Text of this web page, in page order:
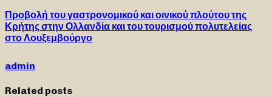
Προβολή του γαστρονομικού και οινικού πλούτου της
Κρήτης στην Ολλανδία και του τουρισμού πολυτελείας
στο Λουξεμβούργο
admin
Related posts